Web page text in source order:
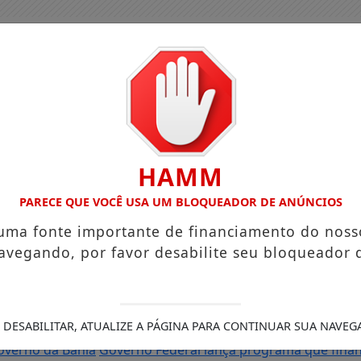
programação com Thalles Roberto
Reforma
por importunação sexual em Feira de Santana é
da BahiaGoverno Federal lança programa que
HAMM
PARECE QUE VOCÊ USA UM BLOQUEADOR DE ANÚNCIOS
fonte importante de financiamento do
por favor desabilite seu bloqueador
DESABILITAR, ATUALIZE A PÁGINA PARA CONTINUAR SUA